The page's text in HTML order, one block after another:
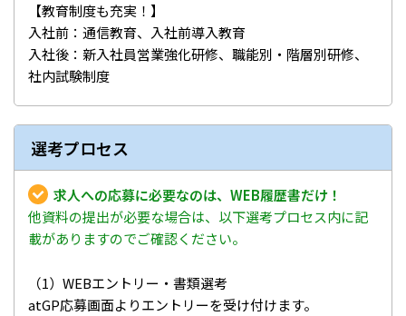
【教育制度も充実！】
入社前：通信教育、入社前導入教育
入社後：新入社員営業強化研修、職能別・階層別研修、
社内試験制度
選考プロセス
求人への応募に必要なのは、WEB履歴書だけ！
他資料の提出が必要な場合は、以下選考プロセス内に記
載がありますのでご確認ください。
（1）WEBエントリー・書類選考
atGP応募画面よりエントリーを受け付けます。